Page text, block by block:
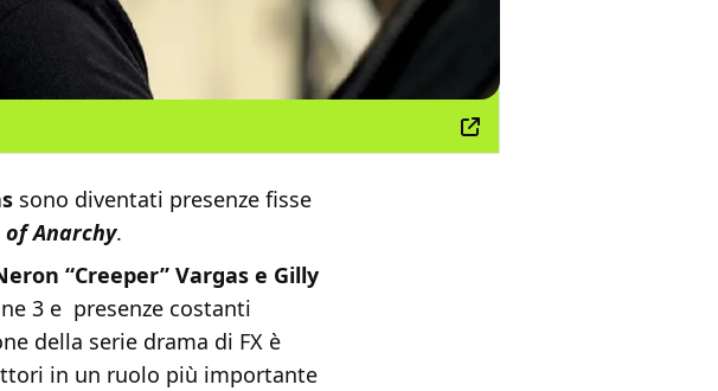
sono diventati presenze fisse
of Anarchy.
“Creeper” Vargas e Gilly
3 e presenze costanti
della serie drama di FX è
in un ruolo più importante